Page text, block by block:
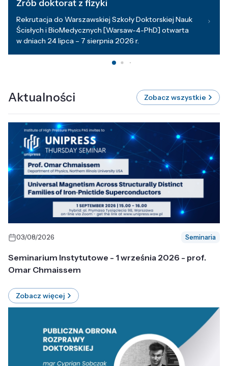
Zrób doktorat z fizyki
Rekrutacja do Warszawskiej Szkoły Doktorskiej Nauk
Ścisłych i BioMedycznych [Warsaw-4-PhD] otwarta
w dniach 24 lipca – 7 sierpnia 2026 r.
Aktualności Zobacz wszystkie
03/08/2026 Seminaria
Seminarium Instytutowe - 1 września 2026 - prof.
Omar Chmaissem
Zobacz więcej